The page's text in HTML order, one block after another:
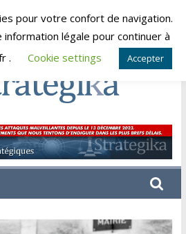
août 7, 2026
pour votre confort de navigation.
légale pour continuer à
.
Cookie settings Accepter